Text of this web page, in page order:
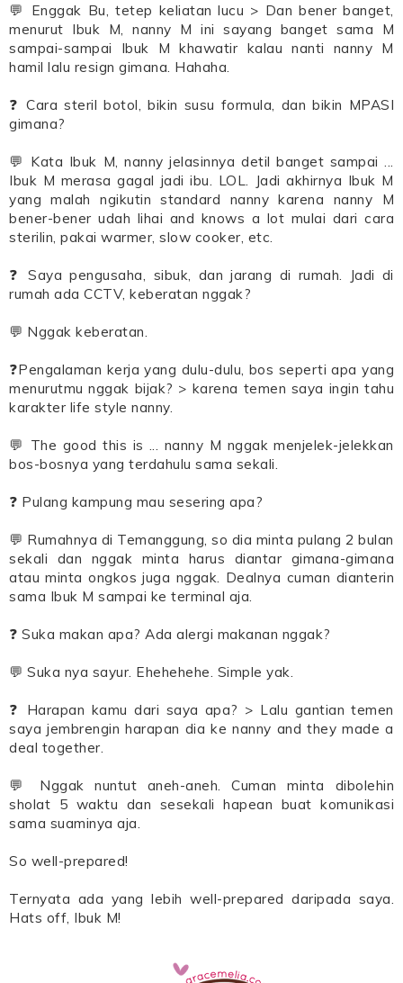
💬 Enggak Bu, tetep keliatan lucu > Dan bener banget,
menurut Ibuk M, nanny M ini sayang banget sama M
sampai-sampai Ibuk M khawatir kalau nanti nanny M
hamil lalu resign gimana. Hahaha.
❓ Cara steril botol, bikin susu formula, dan bikin MPASI
gimana?
💬 Kata Ibuk M, nanny jelasinnya detil banget sampai ...
Ibuk M merasa gagal jadi ibu. LOL. Jadi akhirnya Ibuk M
yang malah ngikutin standard nanny karena nanny M
bener-bener udah lihai and knows a lot mulai dari cara
sterilin, pakai warmer, slow cooker, etc.
❓ Saya pengusaha, sibuk, dan jarang di rumah. Jadi di
rumah ada CCTV, keberatan nggak?
💬 Nggak keberatan.
❓Pengalaman kerja yang dulu-dulu, bos seperti apa yang
menurutmu nggak bijak? > karena temen saya ingin tahu
karakter life style nanny.
💬 The good this is ... nanny M nggak menjelek-jelekkan
bos-bosnya yang terdahulu sama sekali.
❓ Pulang kampung mau sesering apa?
💬 Rumahnya di Temanggung, so dia minta pulang 2 bulan
sekali dan nggak minta harus diantar gimana-gimana
atau minta ongkos juga nggak. Dealnya cuman dianterin
sama Ibuk M sampai ke terminal aja.
❓ Suka makan apa? Ada alergi makanan nggak?
💬 Suka nya sayur. Ehehehehe. Simple yak.
❓ Harapan kamu dari saya apa? > Lalu gantian temen
saya jembrengin harapan dia ke nanny and they made a
deal together.
💬 Nggak nuntut aneh-aneh. Cuman minta dibolehin
sholat 5 waktu dan sesekali hapean buat komunikasi
sama suaminya aja.
So well-prepared!
Ternyata ada yang lebih well-prepared daripada saya.
Hats off, Ibuk M!